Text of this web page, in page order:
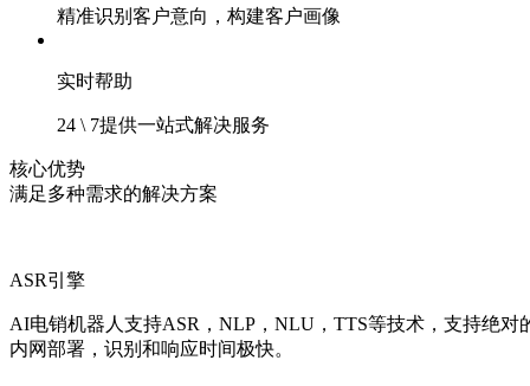
精准识别客户意向，构建客户画像
实时帮助
24 \ 7提供一站式解决服务
核心优势
满足多种需求的解决方案
ASR引擎
AI电销机器人支持ASR，NLP，NLU，TTS等技术，支持绝对
内网部署，识别和响应时间极快。